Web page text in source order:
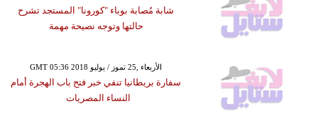
شابة مُصابة بوباء "كورونا" المستجد تشرح
حالتها وتوجه نصيحة مهمة
GMT 05:36 2018 الأربعاء ,25 تموز / يوليو
سفارة بريطانيا تنفي خبر فتح باب الهجرة أمام
النساء المصريات